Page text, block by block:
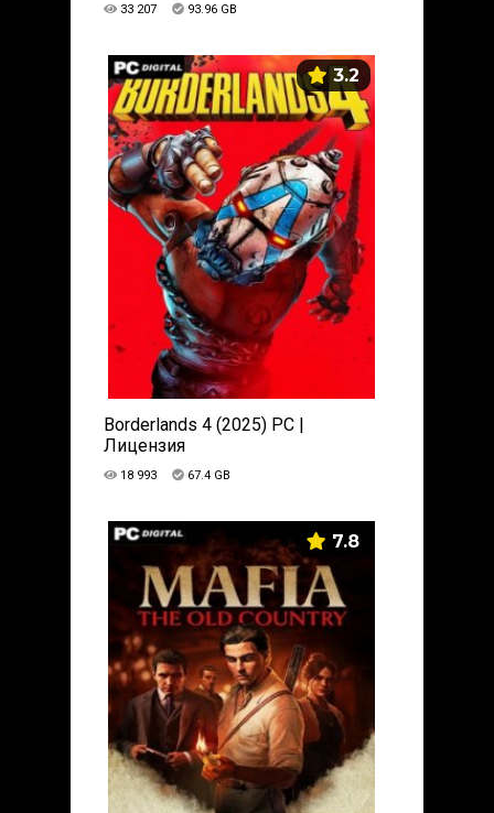
33 207 93.96 GB
3.2
Borderlands 4 (2025) PC |
Лицензия
18 993 67.4 GB
7.8